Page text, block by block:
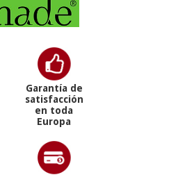
Garantía de
satisfacción
en toda
Europa